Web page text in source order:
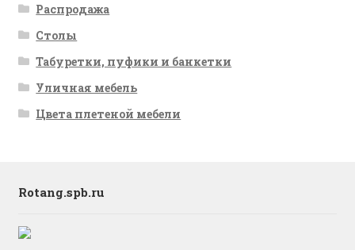
Распродажа
Столы
Табуретки, пуфики и банкетки
Уличная мебель
Цвета плетеной мебели
Rotang.spb.ru